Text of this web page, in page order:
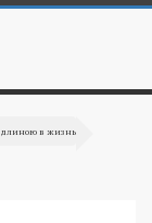
длиною в жизнь